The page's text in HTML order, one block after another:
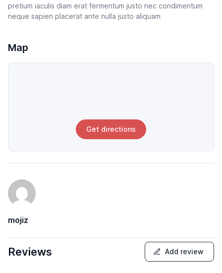
pretium iaculis diam erat fermentum justo nec condimentum
neque sapien placerat ante nulla justo aliquam
Map
Get directions
mojiz
Reviews Add review